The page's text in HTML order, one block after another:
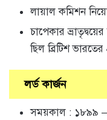
লায়াল কমিশন
চাপেকার
ছিল ব্রিটিশ
লর্ড কার্জন
সময়কাল : ১৮৯৯ –